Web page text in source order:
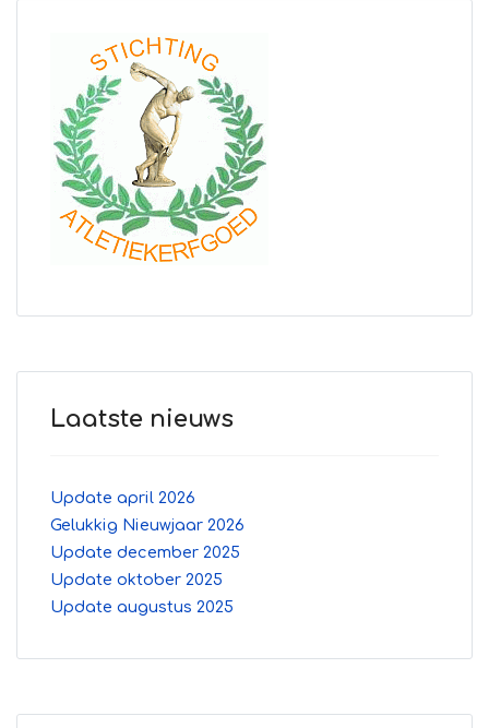
Laatste nieuws
Update april 2026
Gelukkig Nieuwjaar 2026
Update december 2025
Update oktober 2025
Update augustus 2025